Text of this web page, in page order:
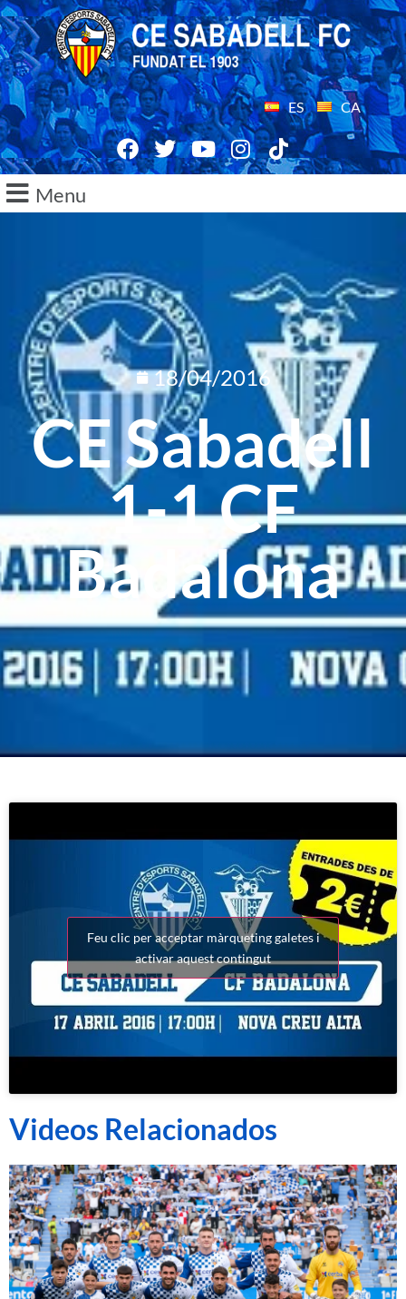
ES CA
Menu
18/04/2016
CE Sabadell
1-1 CF
Badalona
Feu clic per acceptar màrqueting galetes i
activar aquest contingut
Videos Relacionados